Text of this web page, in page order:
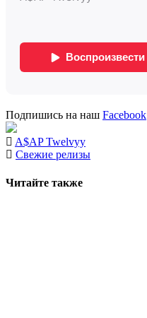
Подпишись на наш Facebook
A$AP Twelvyy
Свежие релизы
Читайте также